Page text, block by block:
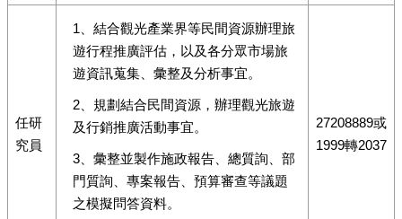
任研
究員
1、結合觀光產業界等民間資源辦理旅
遊行程推廣評估，以及各分眾市場旅
遊資訊蒐集、彙整及分析事宜。
2、規劃結合民間資源，辦理觀光旅遊
及行銷推廣活動事宜。
3、彙整並製作施政報告、總質詢、部
門質詢、專案報告、預算審查等議題
之模擬問答資料。
27208889或
1999轉2037